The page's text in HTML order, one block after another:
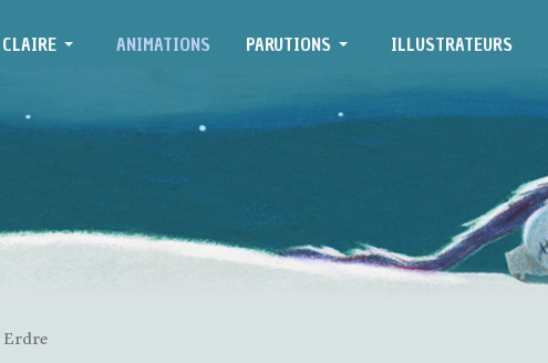
CLAIRE ANIMATIONS PARUTIONS ILLUSTRATEURS
Erdre